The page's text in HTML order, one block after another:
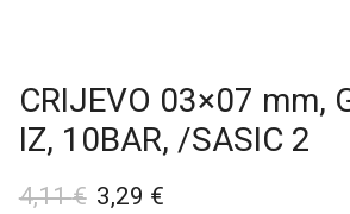
CRIJEVO 03×07 mm,
IZ, 10BAR, /SASIC 2
4,11€ 3,29 €